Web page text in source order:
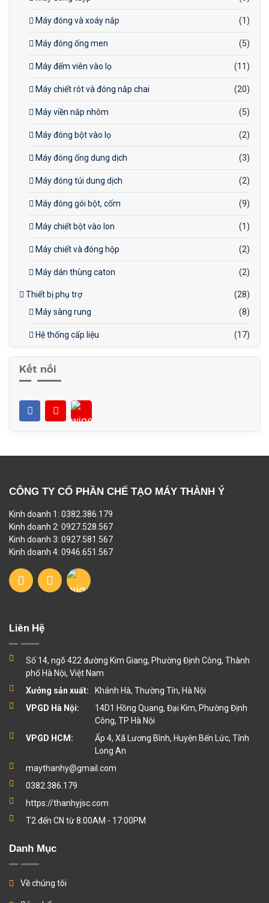
Máy đóng và xoáy nắp (1)
Máy đóng ống men (5)
Máy đếm viên vào lọ (11)
Máy chiết rót và đóng nắp chai (20)
Máy viền nắp nhôm (5)
Máy đóng bột vào lọ (2)
Máy đóng ống dung dịch (3)
Máy đóng túi dung dịch (2)
Máy đóng gói bột, cốm (9)
Máy chiết bột vào lon (1)
Máy chiết và đóng hộp (2)
Máy dán thùng caton (2)
Thiết bị phụ trợ
(28)
Máy sàng rung
(8)
Hệ thống cấp liệu (17)
Kết nối
CÔNG TY CỔ PHẦN CHẾ TẠO MÁY THÀNH Ý
Kinh doanh 1: 0382.386.179
Kinh doanh 2: 0927.528.567
Kinh doanh 3: 0927.581.567
Kinh doanh 4: 0946.651.567
Liên Hệ
Số 14, ngõ 422 đường Kim Giang, Phường Định Công, Thành
phố Hà Nội, Việt Nam
Xưởng sản xuất:
Khánh Hà, Thường Tín, Hà Nội
VPGD Hà Nội:
14D1 Hồng Quang, Đại Kim, Phường Định
Công, TP Hà Nội
VPGD HCM:
Ấp 4, Xã Lương Bình, Huyện Bến Lức, Tỉnh
Long An
maythanhy@gmail.com
0382.386.179
https://thanhyjsc.com
T2 đến CN từ 8:00AM - 17:00PM
Danh Mục
Về chúng tôi